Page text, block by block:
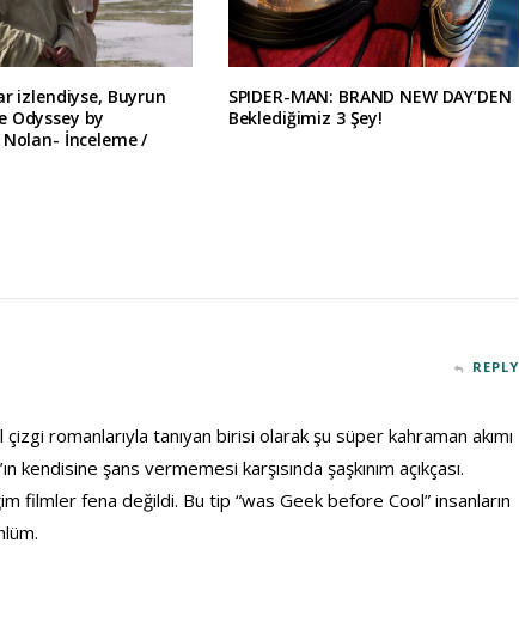
izlendiyse, Buyrun
Odyssey by
İnceleme /
SPIDER-MAN: BRAND NEW DAY’DEN
Beklediğimiz 3 Şey!
REPLY
romanlarıyla tanıyan birisi olarak şu süper kahraman akımı
kendisine şans vermemesi karşısında şaşkınım açıkçası.
filmler fena değildi. Bu tip “was Geek before Cool” insanların